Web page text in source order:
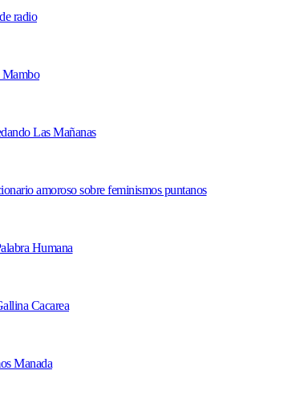
radio
Las Mañanas
amoroso sobre feminismos puntanos
Humana
Cacarea
Manada